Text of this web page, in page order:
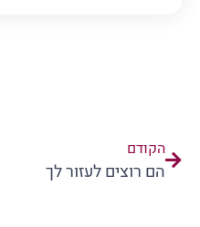
הקודם
הם רוצים לעזור לך